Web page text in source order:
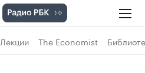
Лекции The Economist